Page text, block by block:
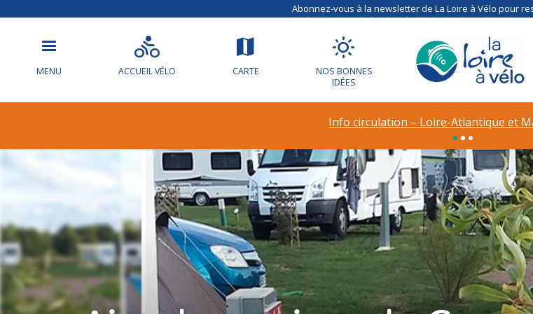
Abonnez-vous à la newsletter de La Loire à Vélo pour
MENU ACCUEIL VÉLO CARTE
NOS BONNES
IDÉES
Info circulation – Loire-Atlantique et